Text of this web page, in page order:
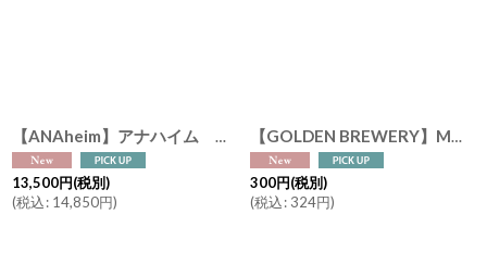
【ANAheim】アナハイム モルタル コーヒー ドリッパー スタンド "シングル / ナチュラル" | ハンドメイドの美しいコーヒースタンド
13,500円(税別)
(税込: 14,850円)
【GOLDEN BREWERY】MOM'S BREW マムズ ブリュー ノンアルコールビール 日本製（オリジナル・レモン）出産祝い 人工甘味料不使用 大麦麦芽100％ 炭酸飲料
300円(税別)
(税込: 324円)